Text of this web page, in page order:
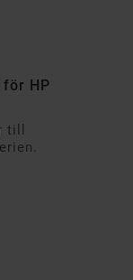
för HP
till